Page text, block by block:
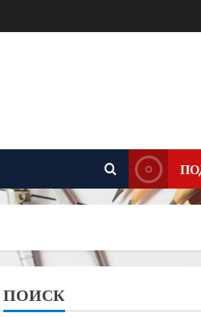
ПОИСК